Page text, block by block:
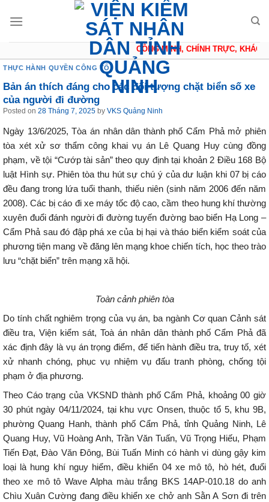
CÔNG MINH, CHÍNH TRỰC, KHÁCH
THỰC HÀNH QUYỀN CÔNG TỐ
Bản án thích đáng cho các đối tượng chặt biển số xe
của người đi đường
Posted on 28 Tháng 7, 2025 by VKS Quảng Ninh
Ngày 13/6/2025, Tòa án nhân dân thành phố Cẩm Phả mở phiên
tòa xét xử sơ thẩm công khai vụ án Lê Quang Huy cùng đồng
phạm, về tội “Cướp tài sản” theo quy định tại khoản 2 Điều 168 Bộ
luật Hình sự. Phiên tòa thu hút sự chú ý của dư luận khi 07 bị cáo
đều đang trong lứa tuổi thanh, thiếu niên (sinh năm 2006 đến năm
2008). Các bị cáo đi xe máy tốc độ cao, cầm theo hung khí thường
xuyên đuổi đánh người đi đường tuyến đường bao biển Hạ Long –
Cẩm Phả sau đó đập phá xe của bị hại và tháo biển kiểm soát của
phương tiện mang về đăng lên mạng khoe chiến tích, học theo trào
lưu “chặt biển” trên mạng xã hội.
Toàn cảnh phiên tòa
Do tính chất nghiêm trọng của vụ án, ba ngành Cơ quan Cảnh sát
điều tra, Viện kiểm sát, Toà án nhân dân thành phố Cẩm Phả đã
xác định đây là vụ án trọng điểm, để tiến hành điều tra, truy tố, xét
xử nhanh chóng, phục vụ nhiệm vụ đấu tranh phòng, chống tội
phạm ở địa phương.
Theo Cáo trạng của VKSND thành phố Cẩm Phả, khoảng 00 giờ
30 phút ngày 04/11/2024, tại khu vực Onsen, thuộc tổ 5, khu 9B,
phường Quang Hanh, thành phố Cẩm Phả, tỉnh Quảng Ninh, Lê
Quang Huy, Vũ Hoàng Anh, Trần Văn Tuấn, Vũ Trọng Hiếu, Phạm
Tiến Đạt, Đào Văn Đông, Bùi Tuấn Minh có hành vi dùng gậy kim
loại là hung khí nguy hiểm, điều khiển 04 xe mô tô, hò hét, đuổi
theo xe mô tô Wave Alpha màu trắng BKS 14AP-010.18 do anh
Chìu Xuân Cường đang điều khiển xe chở anh Sằn A Sơn đi trên